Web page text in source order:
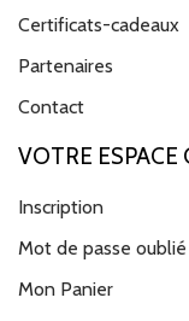
Certificats-cadeaux
Partenaires
Contact
VOTRE ESPACE
Inscription
Mot de passe oublié
Mon Panier